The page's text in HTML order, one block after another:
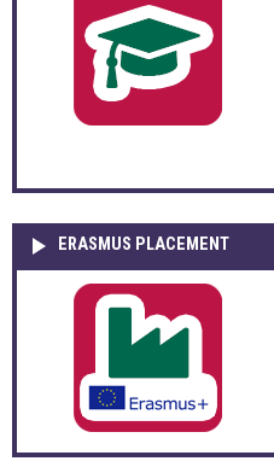
ERASMUS PLACEMENT